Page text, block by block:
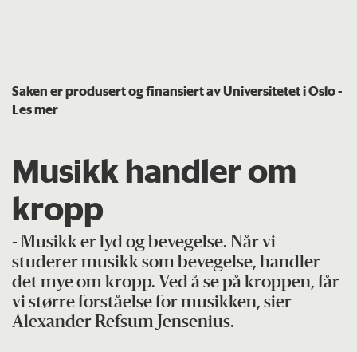
Saken er produsert og finansiert av Universitetet i Oslo-
Les mer
Musikk handler om
kropp
- Musikk er lyd og bevegelse. Når vi
studerer musikk som bevegelse, handler
det mye om kropp. Ved å se på kroppen, får
vi større forståelse for musikken, sier
Alexander Refsum Jensenius.